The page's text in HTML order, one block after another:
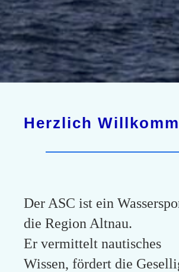
Herzlich
Der ASC ist ein
die Region Altnau.
Er vermittelt nautisches
Wissen, fördert die